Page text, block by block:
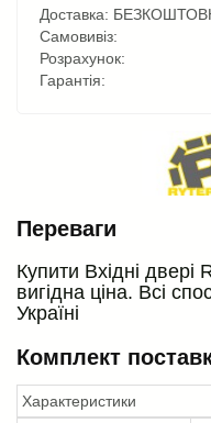
Доставка:
Самовивіз:
Розрахунок:
Гарантія:
Переваги
Купити Вхідні
вигідна ціна. Всі
Україні
Комплект
Характеристики